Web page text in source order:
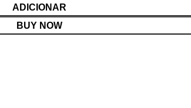
ADICIONAR
BUY NOW